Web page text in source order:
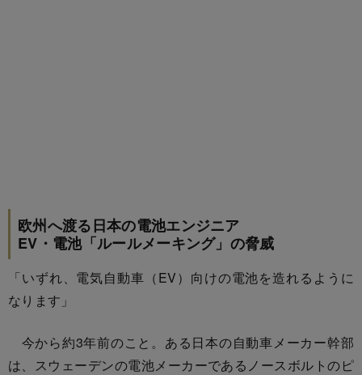
欧州へ渡る日本の電池エンジニア
EV・電池「ルールメーキング」の脅威
「いずれ、電気自動車（EV）向けの電池を造れるように
なります」
今から約3年前のこと。ある日本の自動車メーカー幹部
は、スウェーデンの電池メーカーであるノースボルトのピ